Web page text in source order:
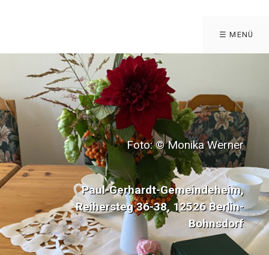
☰ MENÜ
Foto: © Monika Werner
Paul-Gerhardt-Gemeindeheim,
Reihersteg 36-38, 12526 Berlin-
Bohnsdorf